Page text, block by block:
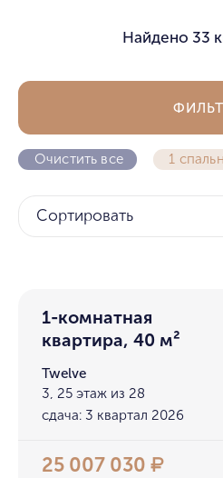
Найдено 33
Очистить все 1
Сортировать
1-комнатная
квартира, 40 м²
Twelve
3, 25 этаж из 28
сдача: 3 квартал 2026
25 007 030₽